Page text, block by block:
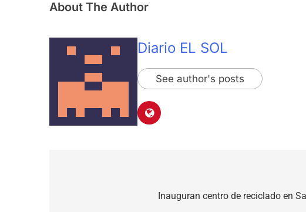
About The Author
Diario EL SOL
See author's posts
Inauguran centro de reciclado en